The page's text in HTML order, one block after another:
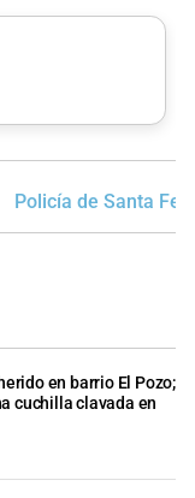
Policía de Santa Fe
en barrio El Pozo;
cuchilla clavada en